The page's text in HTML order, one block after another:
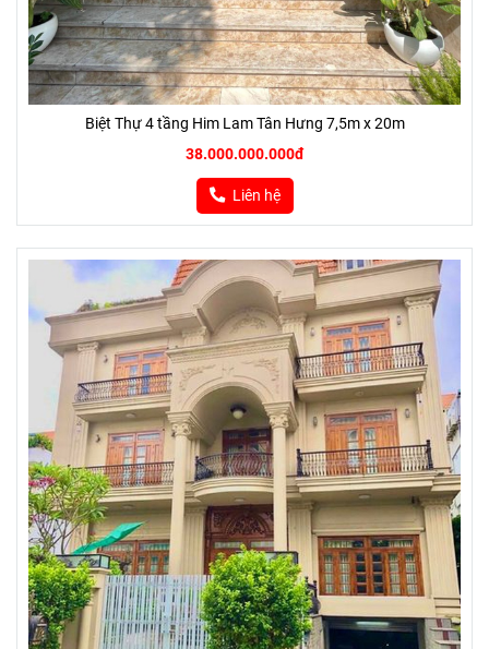
Biệt Thự 4 tầng Him Lam Tân Hưng 7,5m x 20m
38.000.000.000đ
Liên hệ